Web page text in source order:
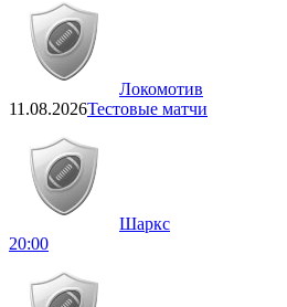
Локомотив
11.08.2026Тестовые матчи
Шаркс
20:00